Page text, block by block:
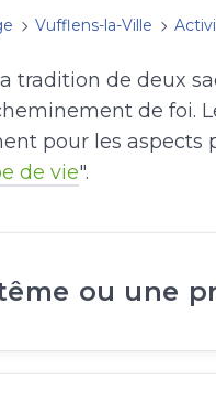
Vufflens-la-Ville
tradition de deux
de foi.
pour les
de vie".
ou une